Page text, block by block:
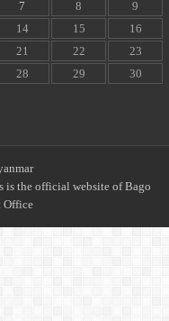
7 8
9
14 15
16
21 22
23
28 29
30
the official website of Bago
Office